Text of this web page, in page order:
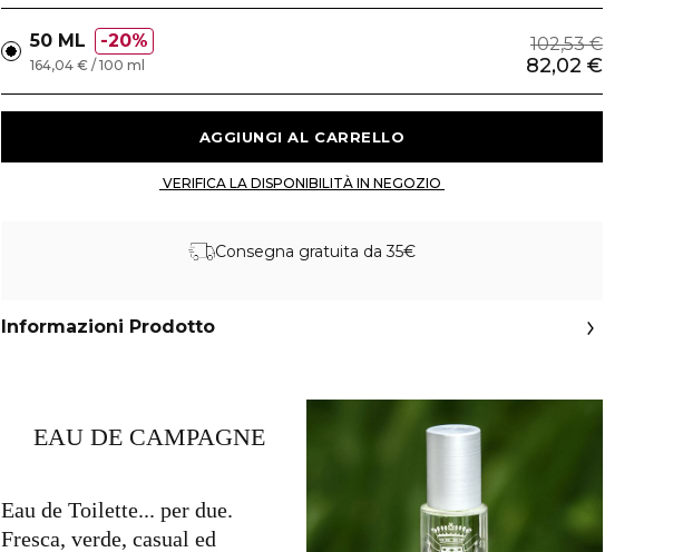
50 ML 20% 102,53 €
82,02 €
164,04 € / 100 ml
Consegna gratuita da 35€
Informazioni Prodotto
EAU DE CAMPAGNE
Eau de Toilette... per due.
Fresca, verde, casual ed